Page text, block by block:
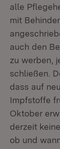
alle
mit
auch den
zu werben,
schließen.
dass auf
Impfstoffe
Oktober
derzeit
ob und